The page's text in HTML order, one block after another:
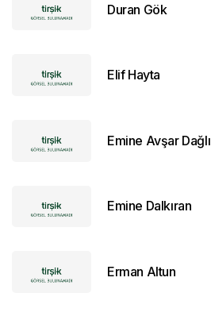
Duran Gök
Elif Hayta
Emine Avşar Dağlı
Emine Dalkıran
Erman Altun